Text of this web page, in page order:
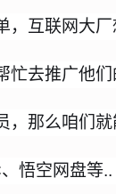
互联网大
去推广他
那么咱们
悟空网盘等..